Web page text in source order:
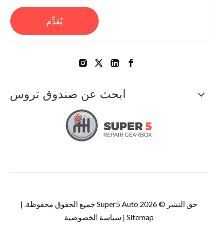
يُقدِّم
ابحث عن صندوق تروس
حق النشر ©2026
Sitemap
| سياسة الخصوصية